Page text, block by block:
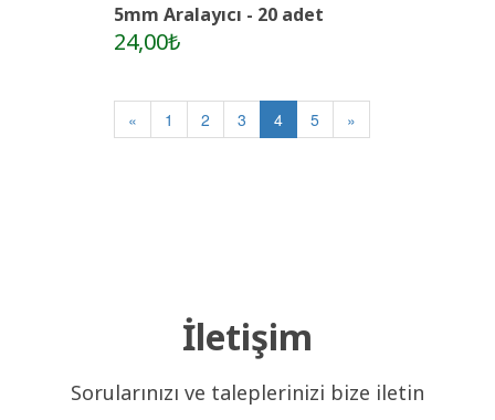
5mm Aralayıcı - 20 adet
24,00₺
« 1 2 3 4 5 »
İletişim
Sorularınızı ve taleplerinizi bize iletin